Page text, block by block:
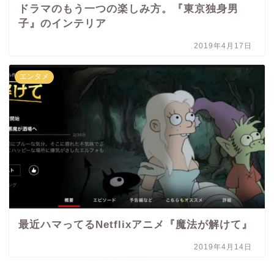
ドラマのもう一つの楽しみ方。『東京独身男
子』のインテリア
2019年4月17日
エンタメ
最近ハマってるNetflixアニメ『魔法が解けて』
2019年4月14日